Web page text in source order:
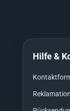
Hilfe &